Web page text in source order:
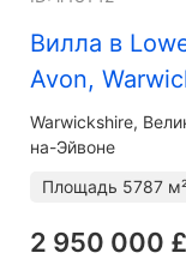
Вилла в
Avon,
Warwickshire
на-Эйвоне
Площадь 5787
2 950 000 £